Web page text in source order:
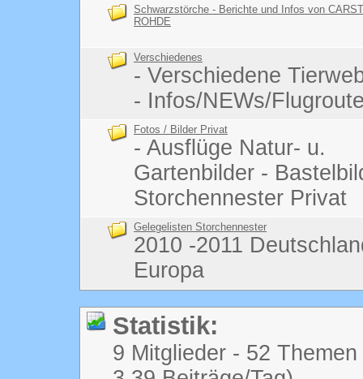
Schwarzstörche - Berichte und Infos von
ROHDE
Verschiedenes
- Verschiedene
- Infos/NEWs/
Fotos / Bilder Privat
- Ausflüge Natur- u.
Gartenbilder -
Storchennester Privat
Gelegelisten Storchennester
2010 -2011
Europa
Statistik:
9 Mitglieder - 52